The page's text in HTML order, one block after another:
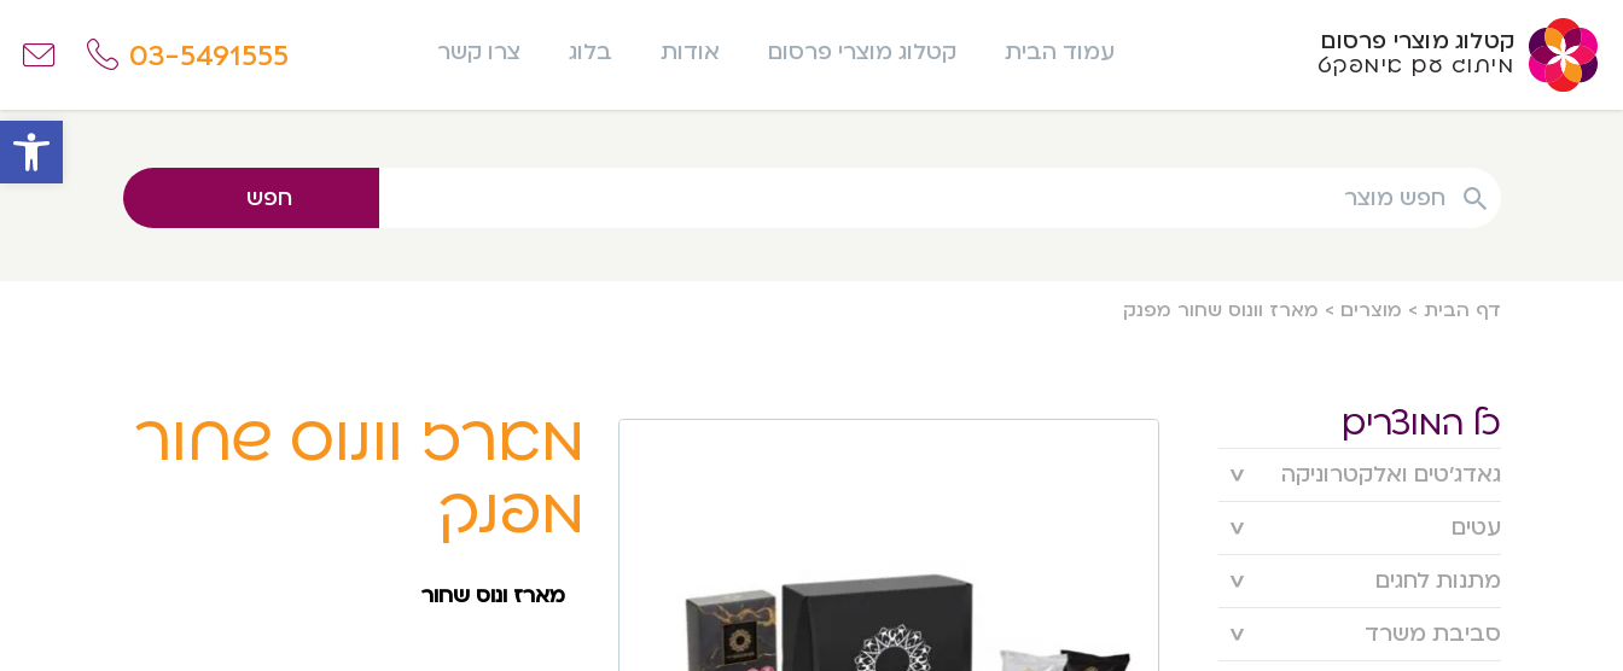
קטלוג מוצרי פרסום
מיתוג עם אימפקט עמוד הבית קטלוג מוצרי פרסום אודות בלוג צרו קשר 03-5491555
חפש מוצר
חפש
דף הבית > מוצרים > מארז וונוס שחור מפנק
כל המוצרים
גאדג’טים ואלקטרוניקה
עטים
מתנות לחגים
סביבת משרד
מארז וונוס שחור
מפנק
מארז ונוס שחור